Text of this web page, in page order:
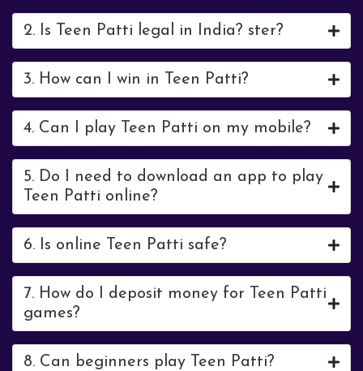
2. Is Teen Patti legal in India? ster?
3. How can I win in Teen Patti?
4. Can I play Teen Patti on my mobile?
5. Do I need to download an app to play
Teen Patti online?
6. Is online Teen Patti safe?
7. How do I deposit money for Teen Patti
games?
8. Can beginners play Teen Patti?